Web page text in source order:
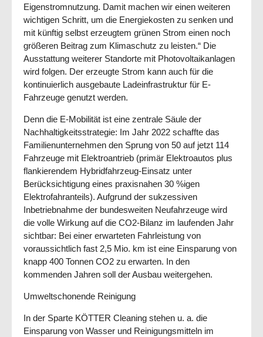
Eigenstromnutzung. Damit machen wir einen weiteren
wichtigen Schritt, um die Energiekosten zu senken und
mit künftig selbst erzeugtem grünen Strom einen noch
größeren Beitrag zum Klimaschutz zu leisten.“ Die
Ausstattung weiterer Standorte mit Photovoltaikanlagen
wird folgen. Der erzeugte Strom kann auch für die
kontinuierlich ausgebaute Ladeinfrastruktur für E-
Fahrzeuge genutzt werden.
Denn die E-Mobilität ist eine zentrale Säule der
Nachhaltigkeitsstrategie: Im Jahr 2022 schaffte das
Familienunternehmen den Sprung von 50 auf jetzt 114
Fahrzeuge mit Elektroantrieb (primär Elektroautos plus
flankierendem Hybridfahrzeug-Einsatz unter
Berücksichtigung eines praxisnahen 30 %igen
Elektrofahranteils). Aufgrund der sukzessiven
Inbetriebnahme der bundesweiten Neufahrzeuge wird
die volle Wirkung auf die CO2-Bilanz im laufenden Jahr
sichtbar: Bei einer erwarteten Fahrleistung von
voraussichtlich fast 2,5 Mio. km ist eine Einsparung von
knapp 400 Tonnen CO2 zu erwarten. In den
kommenden Jahren soll der Ausbau weitergehen.
Umweltschonende Reinigung
In der Sparte KÖTTER Cleaning stehen u. a. die
Einsparung von Wasser und Reinigungsmitteln im